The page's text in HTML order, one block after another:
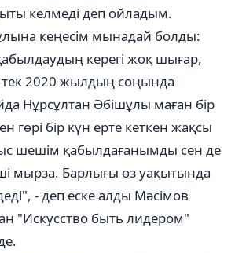
келмеді деп ойладым.
кеңесім мынадай болды:
керегі жоқ шығар,
тек 2020 жылдың соңында
Нұрсұлтан Әбішұлы маған бір
гөрі бір күн ерте кеткен жақсы
шешім қабылдағанымды сен де
мырза. Барлығы өз уақытында
- деп еске алды Мәсімов
"Искусство быть лидером"